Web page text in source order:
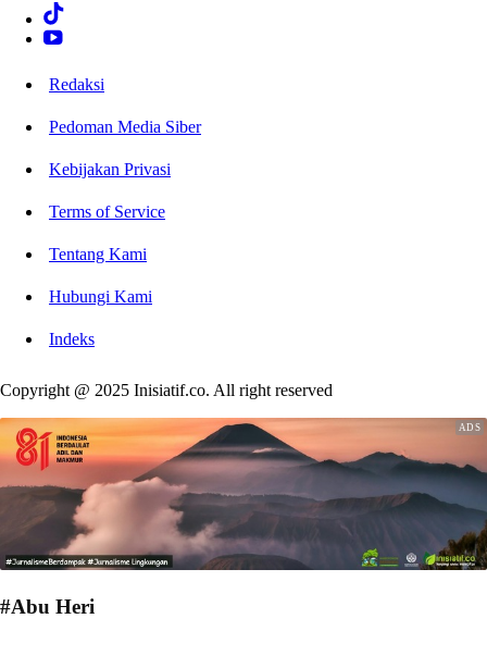
Redaksi
Pedoman Media Siber
Kebijakan Privasi
Terms of Service
Tentang Kami
Hubungi Kami
Indeks
Copyright @ 2025 Inisiatif.co. All right reserved
#Abu Heri